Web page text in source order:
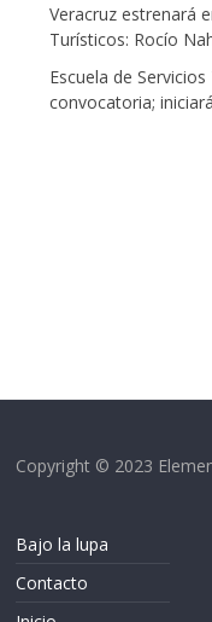
Veracruz estrenará
Turísticos: Rocío
Escuela de
convocatoria;
Copyright © 2023
Bajo la lupa
Contacto